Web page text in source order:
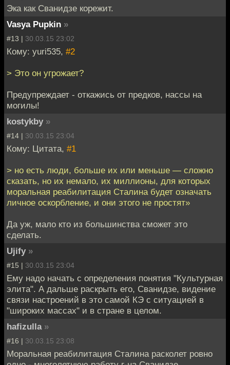
Эка как Сванидзе корежит.
Vasya Pupkin »
#13 | 30.03.15 23:02
Кому: yuri535, #2
> Это он угрожает?
Предупреждает - откажись от предков, нассы на
могилы!
kostykby »
#14 | 30.03.15 23:04
Кому: Цитата, #1
> но есть люди, больше их или меньше — сложно
сказать, но их немало, их миллионы, для которых
моральная реабилитация Сталина будет означать
личное оскорбление, и они этого не простят»
Да уж, мало кто из большинства сможет это
сделать.
Ujify »
#15 | 30.03.15 23:04
Ему надо начать с определения понятия "Культурная
элита". А дальше раскрыть его, Сванидзе, видение
связи настроений в это самой КЭ с ситуацией в
"широких массах" и в стране в целом.
hafizulla »
#16 | 30.03.15 23:08
Моральная реабилитация Сталина расколет ровно